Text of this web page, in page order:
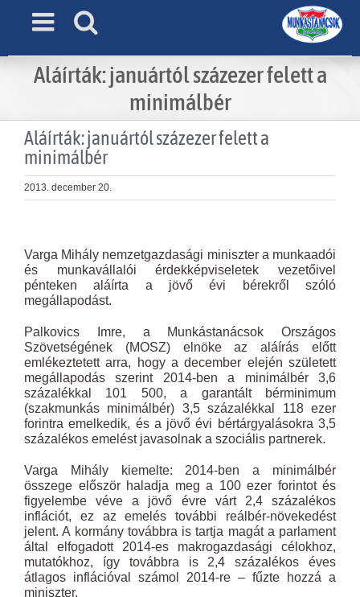
Aláírták: januártól százezer felett a
minimálbér
Aláírták: januártól százezer felett a
minimálbér
2013. december 20.
Image
Varga Mihály nemzetgazdasági miniszter a munkaadói
és munkavállalói érdekképviseletek vezetőivel
pénteken aláírta a jövő évi bérekről szóló
megállapodást.
Palkovics Imre, a Munkástanácsok Országos
Szövetségének (MOSZ) elnöke az aláírás előtt
emlékeztetett arra, hogy a december elején született
megállapodás szerint 2014-ben a minimálbér 3,6
százalékkal 101 500, a garantált bérminimum
(szakmunkás minimálbér) 3,5 százalékkal 118 ezer
forintra emelkedik, és a jövő évi bértárgyalásokra 3,5
százalékos emelést javasolnak a szociális partnerek.
Varga Mihály kiemelte: 2014-ben a minimálbér
összege először haladja meg a 100 ezer forintot és
figyelembe véve a jövő évre várt 2,4 százalékos
inflációt, ez az emelés további reálbér-növekedést
jelent. A kormány továbbra is tartja magát a parlament
által elfogadott 2014-es makrogazdasági célokhoz,
mutatókhoz, így továbbra is 2,4 százalékos éves
átlagos inflációval számol 2014-re – fűzte hozzá a
miniszter.